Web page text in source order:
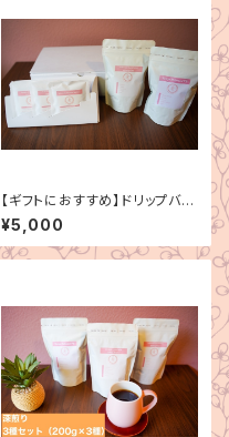
【ギフトにおすすめ】ドリップバッ
ク3種＋シングルオリジンコーヒ
ー200g×2種（5000円分）
¥5,000